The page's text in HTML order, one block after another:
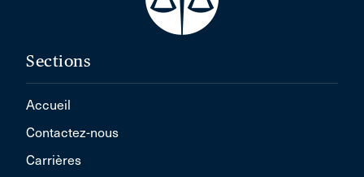
Sections
Accueil
Contactez-nous
Carrières